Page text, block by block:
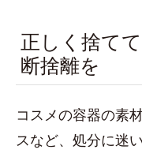
正しく捨て
断捨離を
コスメの容器の素
スなど、処分に迷